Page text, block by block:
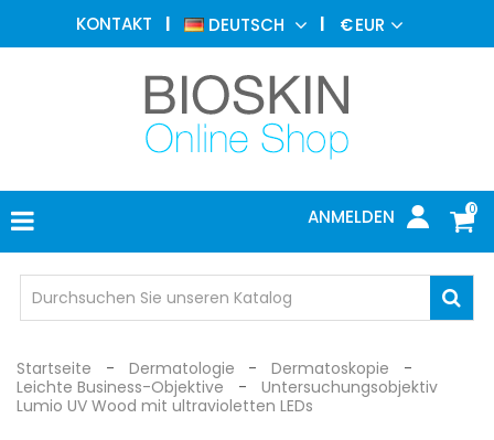
KONTAKT DEUTSCH €EUR
0
ANMELDEN
ÄSTHETISCHE
MEDIZIN
DERMATOLOGIE
PHOTOTHERAPIE
MEDIZINISCH
INDIVIDUEL
SCHUTZ
Startseite Dermatologie
Dermatoskopie
Leichte Business-Objektive
Untersuchungsobjektiv
Lumio UV Wood mit ultravioletten LEDs